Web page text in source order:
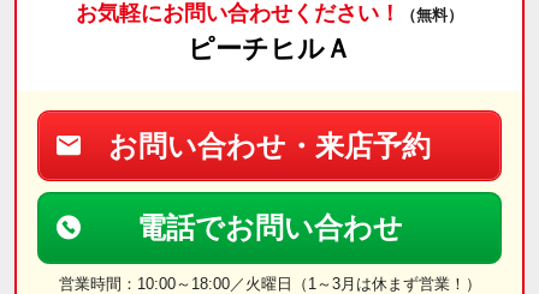
お気軽にお問い合わせください！ （無料）
ピーチヒルＡ
お問い合わせ・来店予約
電話でお問い合わせ
営業時間：10:00～18:00／火曜日（1～3月は休まず営業！）